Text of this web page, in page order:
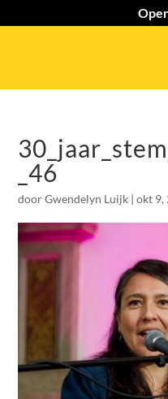
_46
doorGwendelyn Luijk |okt 9,